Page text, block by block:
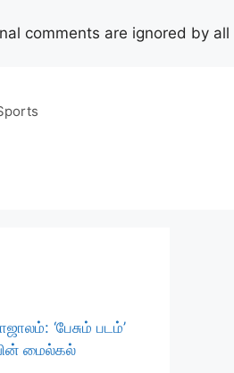
comments are ignored by all
‘பேசும் படம்’
மைல்கல்